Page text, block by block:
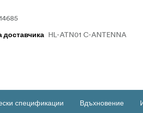
доставчика HL-ATN01 C-ANTENNA
спецификации Вдъхновение